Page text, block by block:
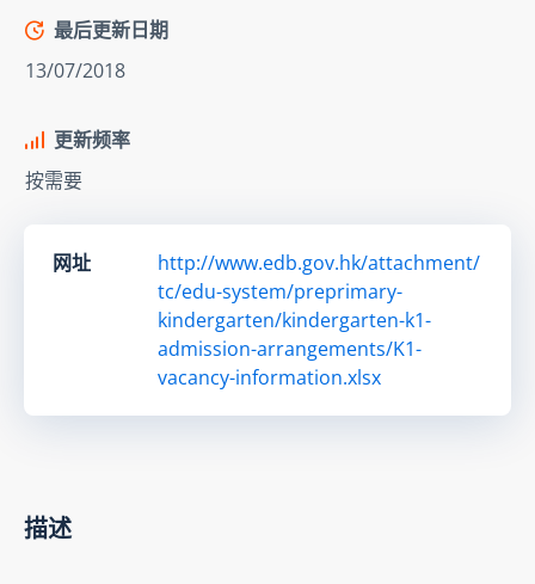
最后更新日期
13/07/2018
更新频率
按需要
网址
http://www.edb.gov.hk/attachment/
tc/edu-system/preprimary-
kindergarten/kindergarten-k1-
admission-arrangements/K1-
vacancy-information.xlsx
描述